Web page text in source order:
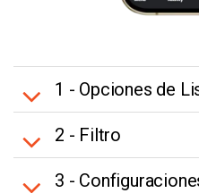
1 - Opciones de
2 - Filtro
3 -